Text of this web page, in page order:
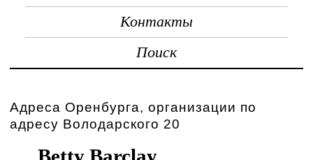
Контакты
Поиск
Адреса Оренбурга, организации по
адресу Володарского 20